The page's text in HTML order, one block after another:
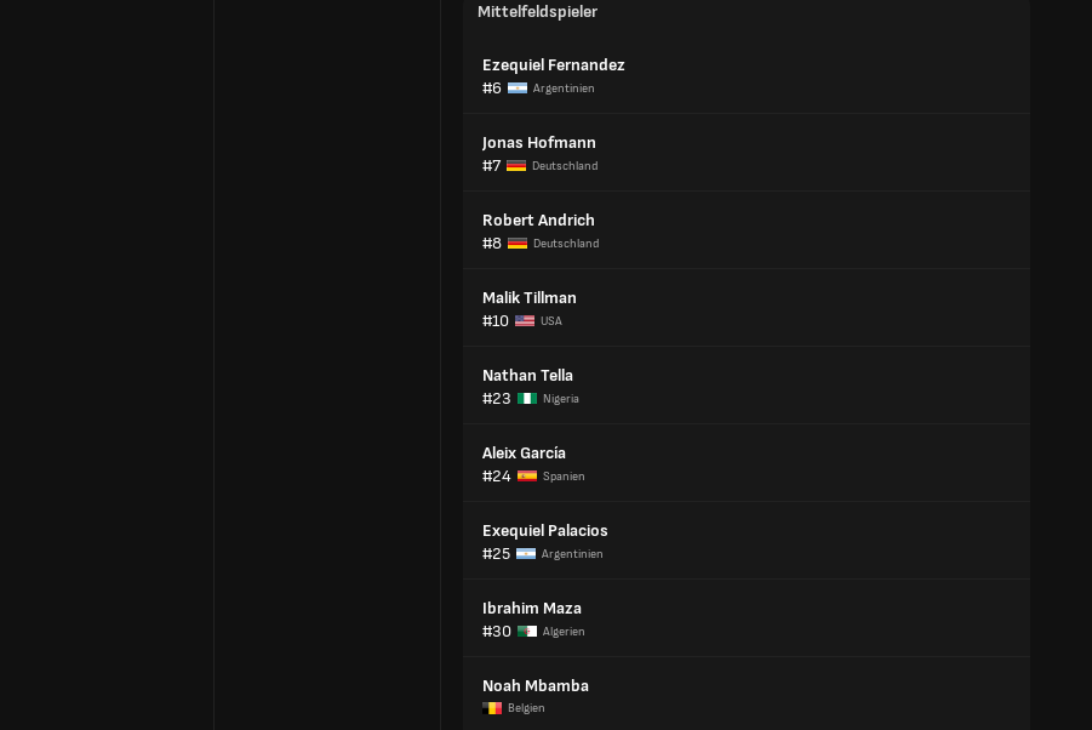
Mittelfeldspieler
Ezequiel Fernandez
#6
Argentinien
Jonas Hofmann
#7
Deutschland
Robert Andrich
#8
Deutschland
Malik Tillman
#10
USA
Nathan Tella
#23
Nigeria
Aleix García
#24
Spanien
Exequiel Palacios
#25
Argentinien
Ibrahim Maza
#30
Algerien
Noah Mbamba
Belgien